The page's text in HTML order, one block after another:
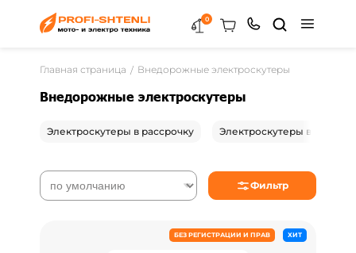
0
Главная страница Внедорожные электроскутеры
Внедорожные электроскутеры
Электроскутеры в рассрочку Электроскутеры в Гродно
Фильтр
БЕЗ РЕГИСТРАЦИИ И ПРАВ ХИТ